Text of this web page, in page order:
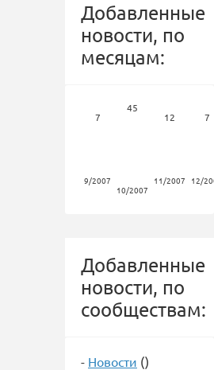
Добавленные
новости, по
месяцам:
7
9/2007
45
10/2007
12
11/2007
7
12/
Добавленные
новости, по
сообществам:
- Новости ()